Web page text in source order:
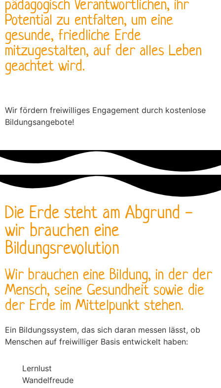
pädagogisch Verantwortlichen, ihr
Potential zu entfalten, um eine
gesunde, friedliche Erde
mitzugestalten, auf der alles Leben
geachtet wird.
Wir fördern freiwilliges Engagement durch kostenlose
Bildungsangebote!
Die Erde steht am Abgrund -
wir brauchen eine
Bildungsrevolution
Wir brauchen eine Bildung, in der der
Mensch, seine Gesundheit sowie die
der Erde im Mittelpunkt stehen.
Ein Bildungssystem, das sich daran messen lässt, ob
Menschen auf freiwilliger Basis entwickelt haben:
Lernlust
Wandelfreude